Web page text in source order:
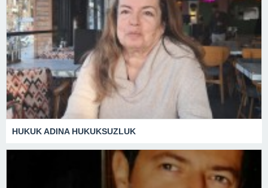
HUKUK ADINA HUKUKSUZLUK